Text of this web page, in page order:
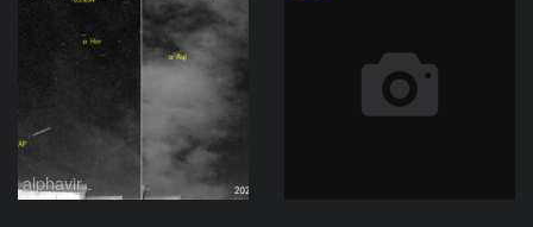
alphavir